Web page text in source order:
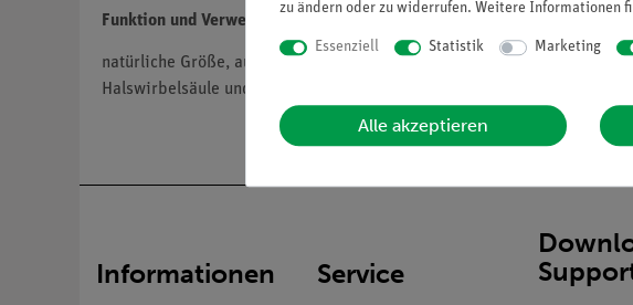
Funktion und Verwendung
natürliche Größe, aus SOMSO-Plast®, nach Prof. Dr. Dr. med. J. W.
Halswirbelsäule und Zungenbein.
Informationen Service
zu ändern oder zu widerrufen. Weitere Informationen
Essenziell Statistik Marketing
Alle akzeptieren